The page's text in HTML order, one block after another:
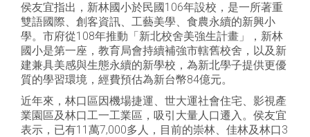
侯友宜指出，新林國小於民國106年設校，是一所著重
雙語國際、創客資訊、工藝美學、食農永續的新興小
學。市府從108年推動「新北校舍美強生計畫」，新林
國小是第一座，教育局會持續補強市轄舊校舍，以及新
建兼具美感與生態永續的新學校，為新北學子提供更優
質的學習環境，經費預估為新台幣84億元。
近年來，林口區因機場捷運、世大運社會住宅、影視產
業園區及林口工一工業區，吸引大量人口遷入。侯友宜
表示，已有11萬7,000多人，目前的崇林、佳林及林口3